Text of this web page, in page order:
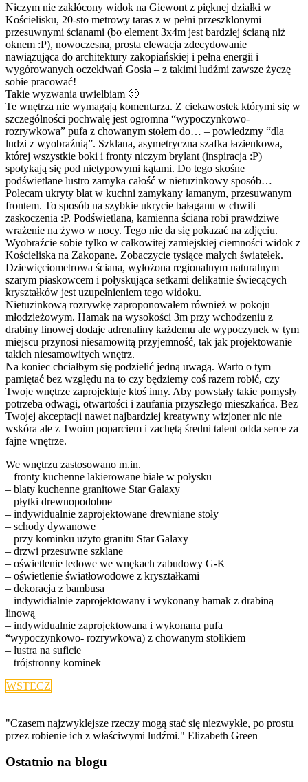
Niczym nie zakłócony widok na Giewont z pięknej działki w
Kościelisku, 20-sto metrowy taras z w pełni przeszklonymi
przesuwnymi ścianami (bo element 3x4m jest bardziej ścianą niż
oknem :P), nowoczesna, prosta elewacja zdecydowanie
nawiązująca do architektury zakopiańskiej i pełna energii i
wygórowanych oczekiwań Gosia – z takimi ludźmi zawsze życzę
sobie pracować!
Takie wyzwania uwielbiam 🙂
Te wnętrza nie wymagają komentarza. Z ciekawostek którymi się w
szczególności pochwalę jest ogromna “wypoczynkowo-
rozrywkowa” pufa z chowanym stołem do… – powiedzmy “dla
ludzi z wyobraźnią”. Szklana, asymetryczna szafka łazienkowa,
której wszystkie boki i fronty niczym brylant (inspiracja :P)
spotykają się pod nietypowymi kątami. Do tego skośne
podświetlane lustro zamyka całość w nietuzinkowy sposób…
Polecam ukryty blat w kuchni zamykany łamanym, przesuwanym
frontem. To sposób na szybkie ukrycie bałaganu w chwili
zaskoczenia :P. Podświetlana, kamienna ściana robi prawdziwe
wrażenie na żywo w nocy. Tego nie da się pokazać na zdjęciu.
Wyobraźcie sobie tylko w całkowitej zamiejskiej ciemności widok z
Kościeliska na Zakopane. Zobaczycie tysiące małych światełek.
Dziewięciometrowa ściana, wyłożona regionalnym naturalnym
szarym piaskowcem i połyskująca setkami delikatnie świecących
kryształków jest uzupełnieniem tego widoku.
Nietuzinkową rozrywkę zaproponowałem również w pokoju
młodzieżowym. Hamak na wysokości 3m przy wchodzeniu z
drabiny linowej dodaje adrenaliny każdemu ale wypoczynek w tym
miejscu przynosi niesamowitą przyjemność, tak jak projektowanie
takich niesamowitych wnętrz.
Na koniec chciałbym się podzielić jedną uwagą. Warto o tym
pamiętać bez względu na to czy będziemy coś razem robić, czy
Twoje wnętrze zaprojektuje ktoś inny. Aby powstały takie pomysły
potrzeba odwagi, otwartości i zaufania przyszłego mieszkańca. Bez
Twojej akceptacji nawet najbardziej kreatywny wizjoner nic nie
wskóra ale z Twoim poparciem i zachętą średni talent odda serce za
fajne wnętrze.
We wnętrzu zastosowano m.in.
– fronty kuchenne lakierowane białe w połysku
– blaty kuchenne granitowe Star Galaxy
– płytki drewnopodobne
– indywidualnie zaprojektowane drewniane stoły
– schody dywanowe
– przy kominku użyto granitu Star Galaxy
– drzwi przesuwne szklane
– oświetlenie ledowe we wnękach zabudowy G-K
– oświetlenie światłowodowe z kryształkami
– dekoracja z bambusa
– indywidialnie zaprojektowany i wykonany hamak z drabiną
linową
– indywidualnie zaprojektowana i wykonana pufa
“wypoczynkowo- rozrywkowa) z chowanym stolikiem
– lustra na suficie
– trójstronny kominek
WSTECZ
"Czasem najzwyklejsze rzeczy mogą stać się niezwykłe, po prostu
przez robienie ich z właściwymi ludźmi." Elizabeth Green
Ostatnio na blogu